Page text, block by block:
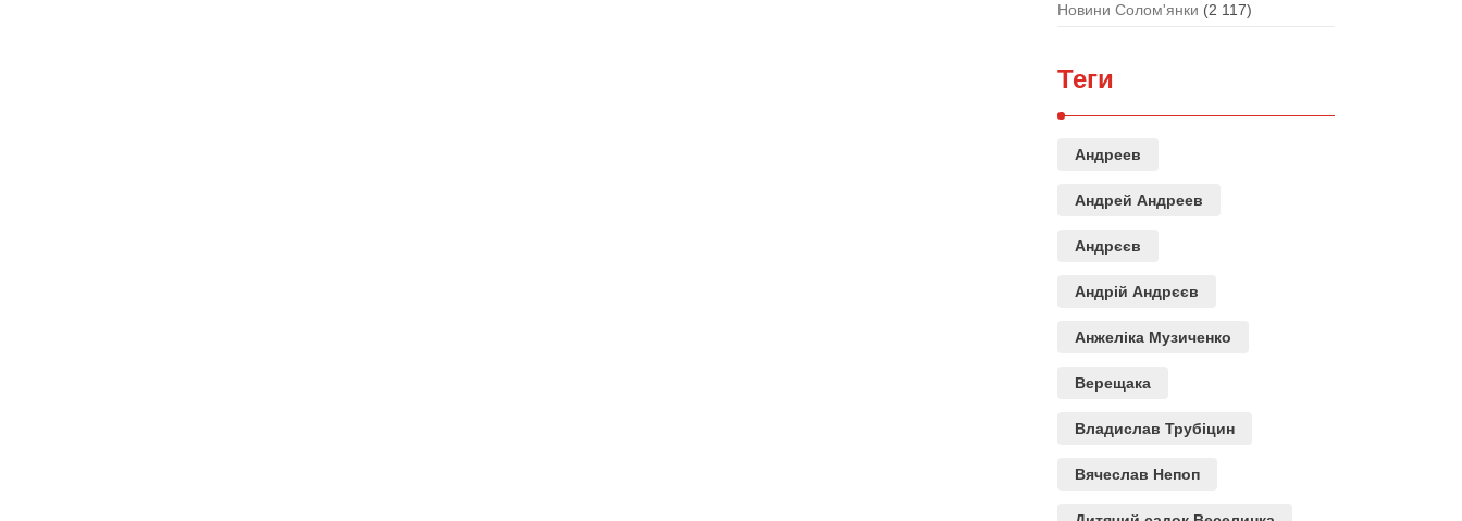
Новини Солом'янки (2 117)
Теги
Андреев
Андрей Андреев
Андрєєв
Андрій Андрєєв
Анжеліка Музиченко
Верещака
Владислав Трубіцин
Вячеслав Непоп